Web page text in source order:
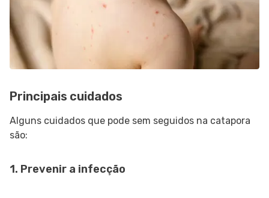
Principais cuidados
Alguns cuidados que pode sem seguidos na catapora
são:
1. Prevenir a infecção